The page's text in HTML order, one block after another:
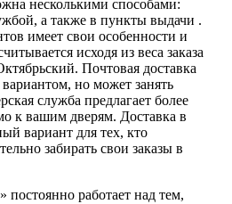
несколькими способами:
а также в пункты выдачи .
имеет свои особенности и
исходя из веса заказа
Почтовая доставка
но может занять
служба предлагает более
к вашим дверям. Доставка в
вариант для тех, кто
забирать свои заказы в
работает над тем,